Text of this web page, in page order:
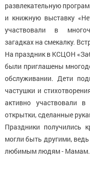
развлекательную
и книжную выставку
участвовали в
загадках на смекалку.
На праздник в КСЦОН
были приглашены
обслуживании. Дети
частушки и
активно участвовали
открытки, сделанные
Праздники
могли быть другими,
любимым людям - Мамам.